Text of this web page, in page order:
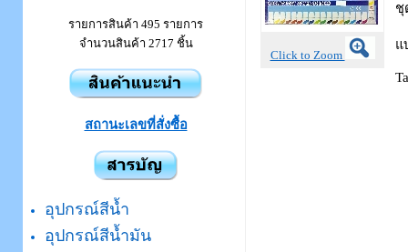
รายการสินค้า 495 รายการ
จำนวนสินค้า 2717 ชิ้น
สถานะเลขที่สั่งซื้อ
อุปกรณ์สีน้ำ
อุปกรณ์สีน้ำมัน
Click to Zoom
ชุ
แ